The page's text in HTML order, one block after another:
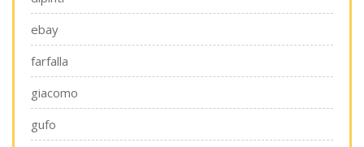
ebay
farfalla
giacomo
gufo